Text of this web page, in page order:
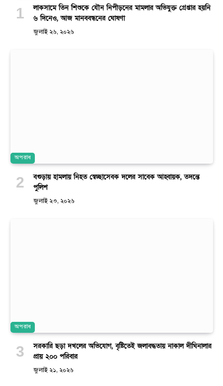
লাকসামে তিন শিশুকে যৌন নিপীড়নের মামলার অভিযুক্ত গ্রেপ্তার হয়নি
৬ দিনেও, আজ মানববন্ধনের ঘোষণা
জুলাই ২৬, ২০২৬
অপরাধ
বগুড়ায় হামলায় নিহত স্বেচ্ছাসেবক দলের সাবেক আহ্বায়ক, তদন্তে
পুলিশ
জুলাই ২৩, ২০২৬
অপরাধ
সরকারি ছড়া দখলের অভিযোগ, বৃষ্টিতেই জলাবদ্ধতায় নাকাল দীঘিনালার
প্রায় ২০০ পরিবার
জুলাই ২১, ২০২৬